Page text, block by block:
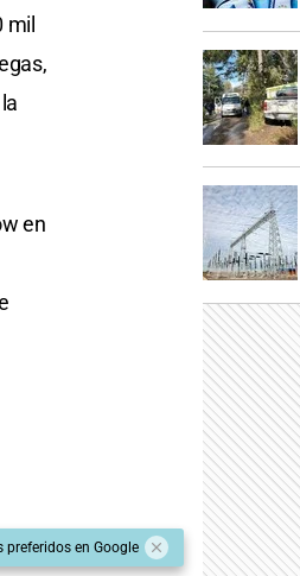
mil
en
preferidos en Google